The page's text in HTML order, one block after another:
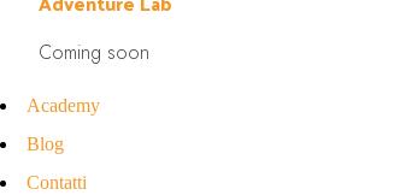
Coming soon
Academy
Blog
Contatti